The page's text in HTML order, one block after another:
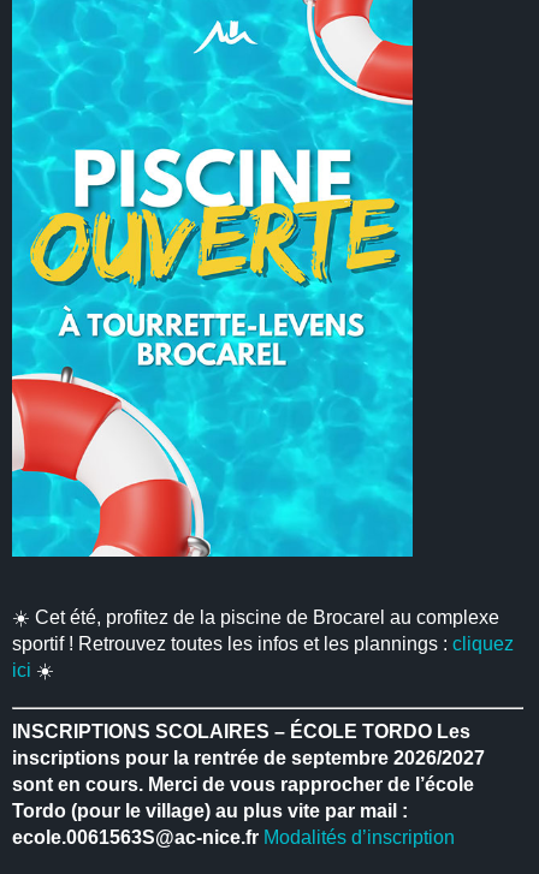
☀️ Cet été, profitez de la piscine de Brocarel au complexe
sportif ! Retrouvez toutes les infos et les plannings :cliquez
ici ☀️
INSCRIPTIONS SCOLAIRES – ÉCOLE TORDO Les
inscriptions pour la rentrée de septembre 2026/2027
sont en cours. Merci de vous rapprocher de l’école
Tordo (pour le village) au plus vite par mail :
ecole.0061563S@ac-nice.fr Modalités d’inscription